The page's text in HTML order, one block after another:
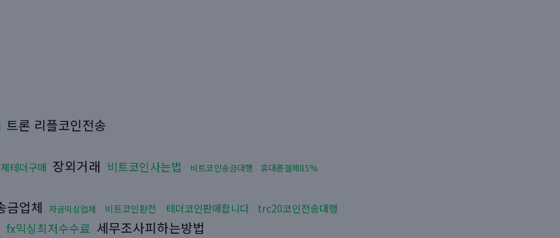
트론 리플코인전송
테더구매 장외거래 비트코인사는법 비트코인송금대행 휴대폰결제85%
금업체 자금믹싱업체 비트코인환전 테더코인판매합니다 trc20코인전송대행
fx믹싱최저수수료 세무조사피하는방법